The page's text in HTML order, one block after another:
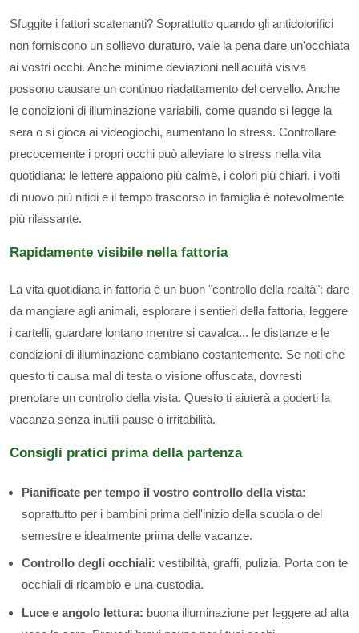
Sfuggite i fattori scatenanti? Soprattutto quando gli antidolorifici
non forniscono un sollievo duraturo, vale la pena dare un'occhiata
ai vostri occhi. Anche minime deviazioni nell'acuità visiva
possono causare un continuo riadattamento del cervello. Anche
le condizioni di illuminazione variabili, come quando si legge la
sera o si gioca ai videogiochi, aumentano lo stress. Controllare
precocemente i propri occhi può alleviare lo stress nella vita
quotidiana: le lettere appaiono più calme, i colori più chiari, i volti
di nuovo più nitidi e il tempo trascorso in famiglia è notevolmente
più rilassante.
Rapidamente visibile nella fattoria
La vita quotidiana in fattoria è un buon "controllo della realtà": dare
da mangiare agli animali, esplorare i sentieri della fattoria, leggere
i cartelli, guardare lontano mentre si cavalca... le distanze e le
condizioni di illuminazione cambiano costantemente. Se noti che
questo ti causa mal di testa o visione offuscata, dovresti
prenotare un controllo della vista. Questo ti aiuterà a goderti la
vacanza senza inutili pause o irritabilità.
Consigli pratici prima della partenza
Pianificate per tempo il vostro controllo della vista:
soprattutto per i bambini prima dell'inizio della scuola o del
semestre e idealmente prima delle vacanze.
Controllo degli occhiali: vestibilità, graffi, pulizia. Porta con te
occhiali di ricambio e una custodia.
Luce e angolo lettura: buona illuminazione per leggere ad alta